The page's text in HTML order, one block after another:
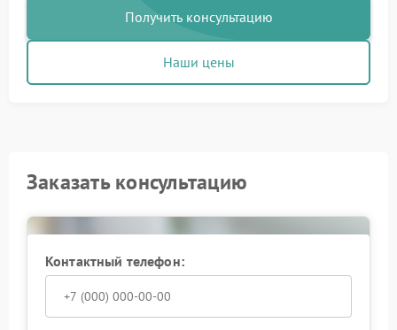
Получить консультацию
Наши цены
Заказать консультацию
Контактный телефон: